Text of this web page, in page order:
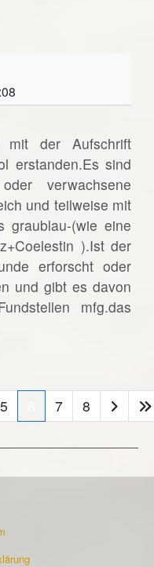
der Aufschrift
erstanden.Es sind
verwachsene
und teilweise mit
graublau-(wie eine
).Ist der
erforscht oder
und gibt es davon
mfg.das
5 7 8